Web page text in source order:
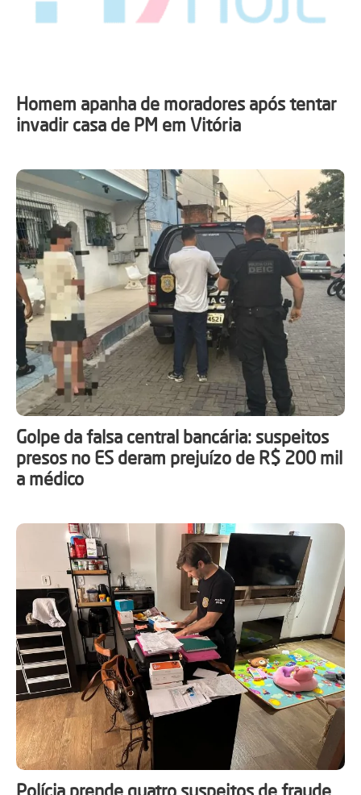
Homem apanha de moradores após tentar
invadir casa de PM em Vitória
Golpe da falsa central bancária: suspeitos
presos no ES deram prejuízo de R$ 200 mil
a médico